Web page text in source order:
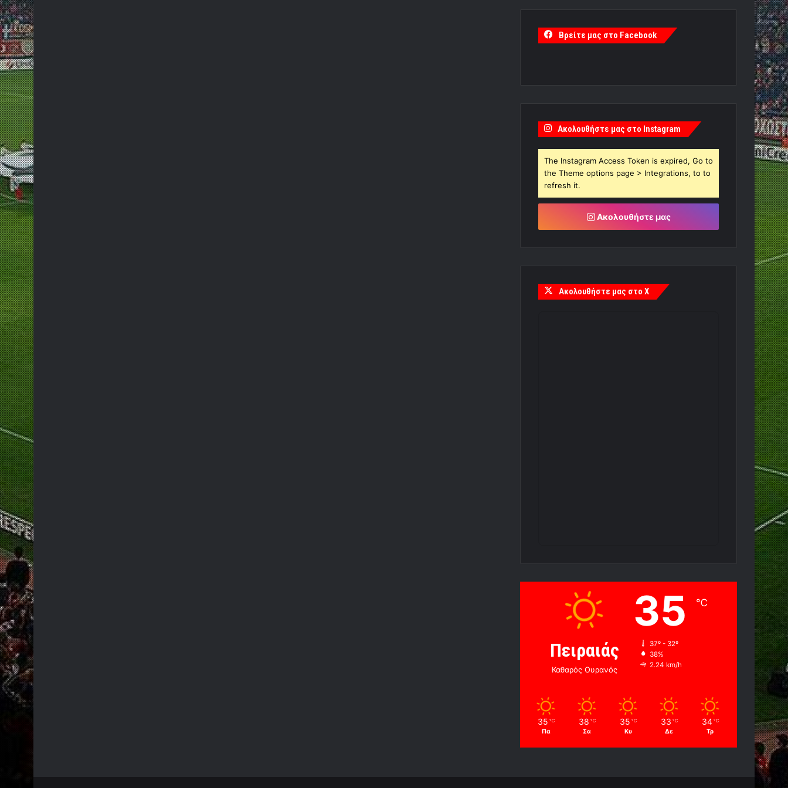
Βρείτε μας στο Facebook
Ακολουθήστε μας στο Instagram
The Instagram Access Token is expired, Go to
the Theme options page > Integrations, to to
refresh it.
Ακολουθήστε μας
Ακολουθήστε μας στο X
Πειραιάς
Καθαρός Ουρανός
35 ℃
37º - 32º
38%
2.24 km/h
35 ℃
Πα
38 ℃
Σα
35 ℃
Κυ
33 ℃
Δε
34 ℃
Τρ